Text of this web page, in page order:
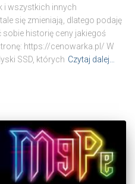
i wszystkich innych
się zmieniają, dlatego podaję
sobie historię ceny jakiegoś
https://cenowarka.pl/ W
SSD, których Czytaj dalej…